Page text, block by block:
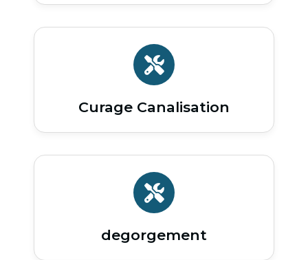
Curage Canalisation
degorgement